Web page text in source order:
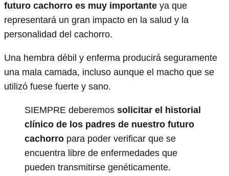
futuro cachorro es muy importante ya que
representará un gran impacto en la salud y la
personalidad del cachorro.
Una hembra débil y enferma producirá seguramente
una mala camada, incluso aunque el macho que se
utilizó fuese fuerte y sano.
SIEMPRE deberemos solicitar el historial
clínico de los padres de nuestro futuro
cachorro para poder verificar que se
encuentra libre de enfermedades que
pueden transmitirse genéticamente.